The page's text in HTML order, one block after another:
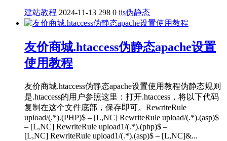
建站教程 2024-11-13 298 0 iis伪静态
友价商城.htaccess伪静态apache设置
使用教程
友价商城.htaccess伪静态apache设置使用教程伪静态规则
是.htaccess的用户参照这里：打开.htaccess，将以下代码
复制在这个文件底部，保存即可。RewriteRule
upload/(.*).(PHP)$ – [L,NC] RewriteRule upload/(.*).(asp)$
– [L,NC] RewriteRule upload1/(.*).(php)$ –
[L,NC] RewriteRule upload1/(.*).(asp)$ – [L,NC]&...